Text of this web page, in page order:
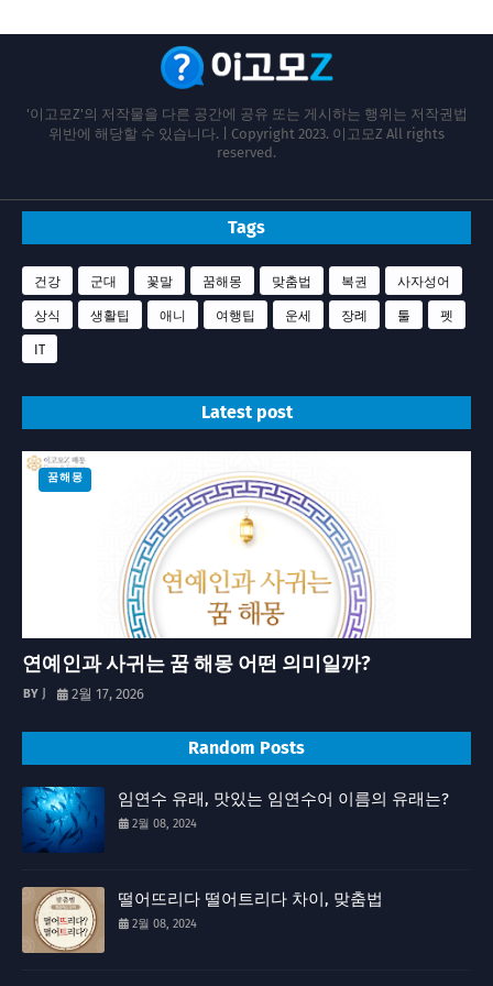
'이고모Z'의 저작물을 다른 공간에 공유 또는 게시하는 행위는 저작권법
위반에 해당할 수 있습니다. | Copyright 2023. 이고모Z All rights
reserved.
Tags
건강 군대 꽃말 꿈해몽 맞춤법 복권 사자성어
상식 생활팁 애니 여행팁 운세 장례 툴 펫
IT
Latest post
꿈해몽
연예인과 사귀는 꿈 해몽 어떤 의미일까?
J 2월 17, 2026
Random Posts
임연수 유래, 맛있는 임연수어 이름의 유래는?
2월 08, 2024
떨어뜨리다 떨어트리다 차이, 맞춤법
2월 08, 2024